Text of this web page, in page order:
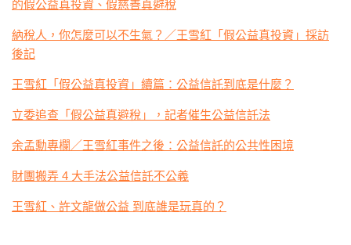
的假公益真投資、假慈善真避稅
納稅人，你怎麼可以不生氣？／王雪紅「假公益真投資」採訪
後記
王雪紅「假公益真投資」續篇：公益信託到底是什麼？
立委追查「假公益真避稅」，記者催生公益信託法
余孟勳專欄／王雪紅事件之後：公益信託的公共性困境
財團搬弄 4 大手法公益信託不公義
王雪紅、許文龍做公益 到底誰是玩真的？